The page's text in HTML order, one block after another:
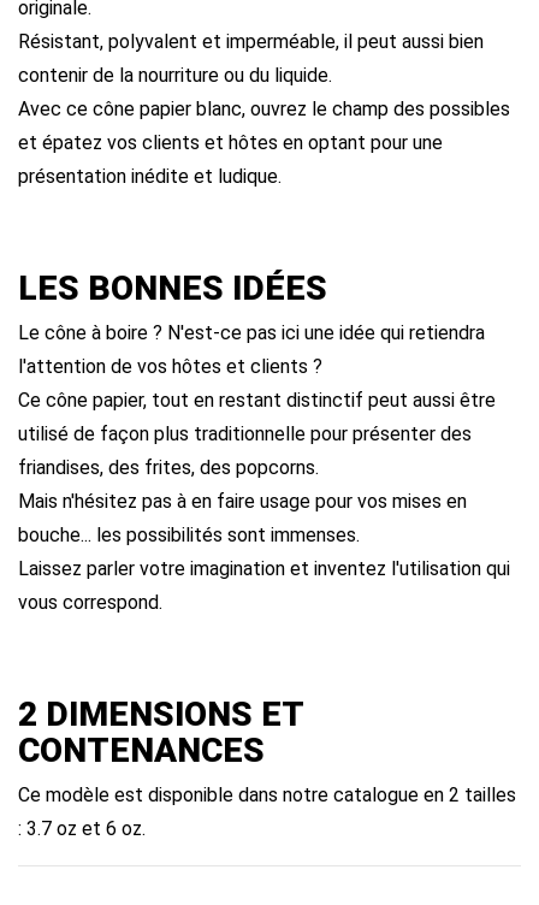
originale.
Résistant, polyvalent et imperméable, il peut aussi bien
contenir de la nourriture ou du liquide.
Avec ce cône papier blanc, ouvrez le champ des possibles
et épatez vos clients et hôtes en optant pour une
présentation inédite et ludique.
LES BONNES IDÉES
Le cône à boire ? N'est-ce pas ici une idée qui retiendra
l'attention de vos hôtes et clients ?
Ce cône papier, tout en restant distinctif peut aussi être
utilisé de façon plus traditionnelle pour présenter des
friandises, des frites, des popcorns.
Mais n'hésitez pas à en faire usage pour vos mises en
bouche... les possibilités sont immenses.
Laissez parler votre imagination et inventez l'utilisation qui
vous correspond.
2 DIMENSIONS ET
CONTENANCES
Ce modèle est disponible dans notre catalogue en 2 tailles
: 3.7 oz et 6 oz.